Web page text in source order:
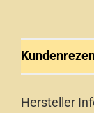
Hersteller